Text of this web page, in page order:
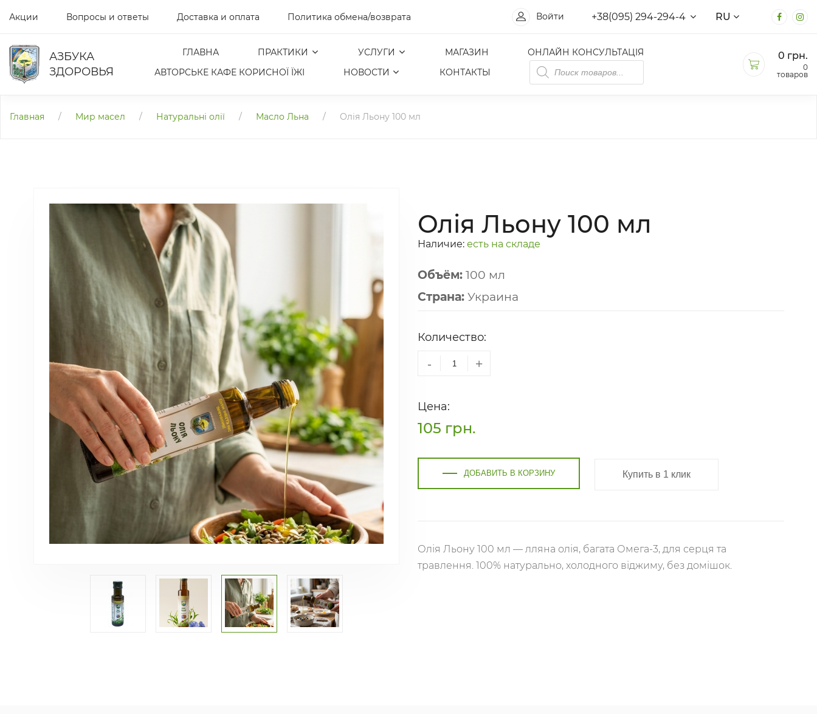
Акции Вопросы и ответы Доставка и оплата Политика обмена/возврата Войти +38(095) 294-294-4 RU
АЗБУКА
ЗДОРОВЬЯ
ГЛАВНА ПРАКТИКИ УСЛУГИ МАГАЗИН
ОНЛАЙН КОНСУЛЬТАЦІЯ
АВТОРСЬКЕ КАФЕ КОРИСНОЇ ЇЖІ
НОВОСТИ КОНТАКТЫ
Поиск
товаров
0 грн.
0
товаров
Главная / Мир масел / Натуральні олії / Масло Льна / Олія Льону 100 мл
Олія Льону 100 мл
Наличие: есть на складе
Объём: 100 мл
Страна: Украина
Количество:
- +
Цена:
105 грн.
ДОБАВИТЬ В КОРЗИНУ Купить в 1 клик
Олія Льону 100 мл — лляна олія, багата Омега-3, для серця та
травлення. 100% натурально, холодного віджиму, без домішок.